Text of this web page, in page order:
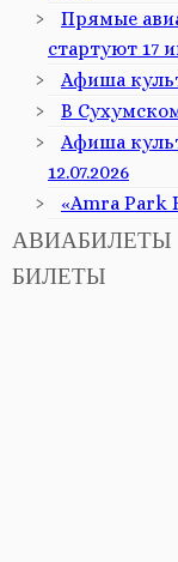
Прямые
стартуют 17
Афиша
В
Афиша
12.07.2026
«Amra Park
АВИАБИЛЕТЫ
БИЛЕТЫ